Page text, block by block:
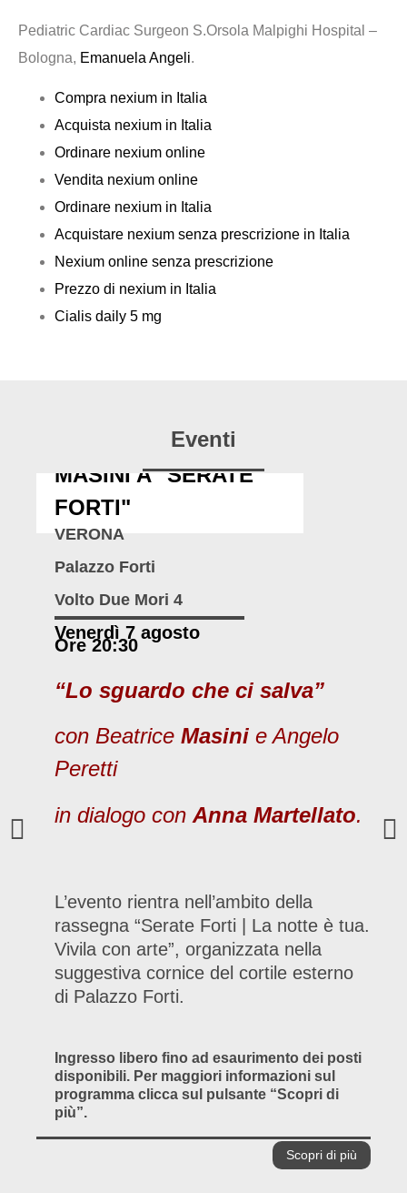
Pediatric Cardiac Surgeon S.Orsola Malpighi Hospital –
Bologna, Emanuela Angeli.
Compra nexium in Italia
Acquista nexium in Italia
Ordinare nexium online
Vendita nexium online
Ordinare nexium in Italia
Acquistare nexium senza prescrizione in Italia
Nexium online senza prescrizione
Prezzo di nexium in Italia
Cialis daily 5 mg
Eventi
MASINI A "SERATE
FORTI"
VERONA
Palazzo Forti
Volto Due Mori 4
Venerdì 7 agosto
Ore 20:30
“Lo sguardo che ci salva”
con Beatrice Masini e Angelo
Peretti
in dialogo con Anna Martellato.
L’evento rientra nell’ambito della
rassegna “Serate Forti | La notte è tua.
Vivila con arte”, organizzata nella
suggestiva cornice del cortile esterno
di Palazzo Forti.
Ingresso libero fino ad esaurimento dei posti
disponibili. Per maggiori informazioni sul
programma clicca sul pulsante “Scopri di
più”.
Scopri di più